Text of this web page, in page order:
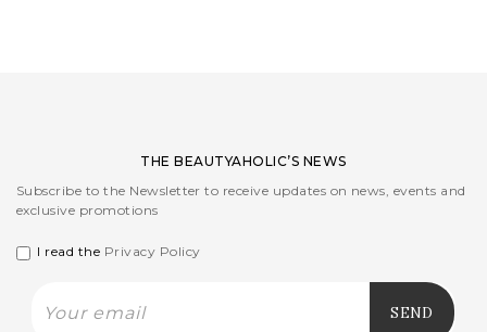
THE BEAUTYAHOLIC’S NEWS
Subscribe to the Newsletter to receive updates on news, events and
exclusive promotions
I read the Privacy Policy